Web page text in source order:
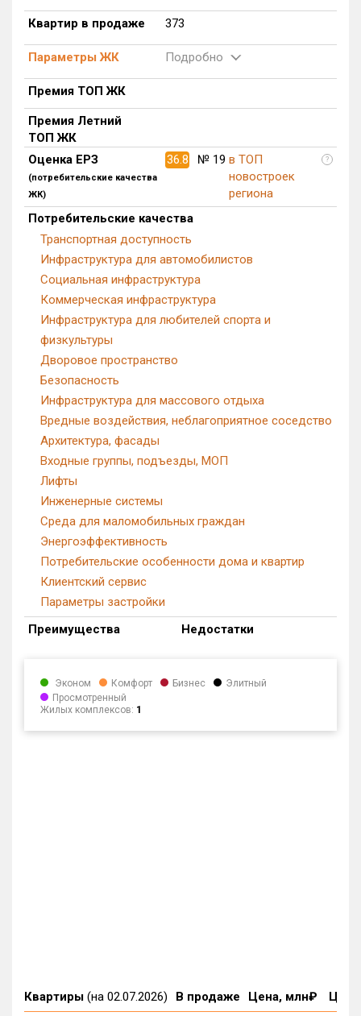
Поселков таунхаусов
Блокированных домов
0 из 53
Квартир, апартаментов,
блоков в БД
Квартир в продаже 373
Параметры ЖК Подробно
Премия ТОП ЖК
Премия Летний
ТОП ЖК
Оценка ЕРЗ
(потребительские качества
ЖК)
36.8 № 19 в ТОП
новостроек
региона
?
Потребительские качества
Транспортная доступность
Инфраструктура для автомобилистов
Социальная инфраструктура
Коммерческая инфраструктура
Инфраструктура для любителей спорта и
физкультуры
Дворовое пространство
Безопасность
Инфраструктура для массового отдыха
Вредные воздействия, неблагоприятное соседство
Архитектура, фасады
Входные группы, подъезды, МОП
Лифты
Инженерные системы
Среда для маломобильных граждан
Энергоэффективность
Потребительские особенности дома и квартир
Клиентский сервис
Параметры застройки
Преимущества
Недостатки
Эконом Комфорт Бизнес
Элитный
Просмотренный
Жилых комплексов: 1
Квартиры (на 02.07.2026) В продаже Цена, млн₽